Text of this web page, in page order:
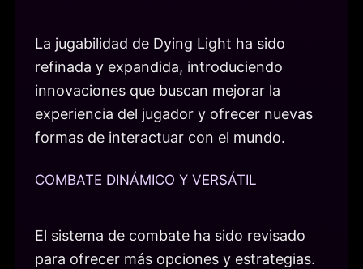
La jugabilidad de Dying Light ha sido
refinada y expandida, introduciendo
innovaciones que buscan mejorar la
experiencia del jugador y ofrecer nuevas
formas de interactuar con el mundo.
COMBATE DINÁMICO Y VERSÁTIL
El sistema de combate ha sido revisado
para ofrecer más opciones y estrategias.